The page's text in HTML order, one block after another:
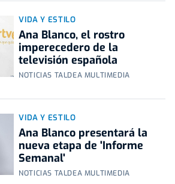
VIDA Y ESTILO
Ana Blanco, el rostro
imperecedero de la
televisión española
NOTICIAS TALDEA MULTIMEDIA
VIDA Y ESTILO
Ana Blanco presentará la
nueva etapa de 'Informe
Semanal'
NOTICIAS TALDEA MULTIMEDIA